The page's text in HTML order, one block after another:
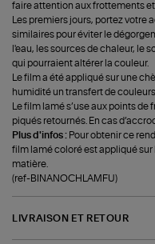
faire attention aux frottements
Les premiers jours, portez
similaires pour éviter le
l'eau, les sources de chaleur, le
qui pourraient altérer la couleur.
Le film a été appliqué sur une
humidité un transfert de
Le film lamé s’use aux points
piqués retournés. En cas
Plus d'infos : Pour obtenir ce
film lamé coloré est appliqué sur
matière.
(ref-BINANOCHLAMFU)
LIVRAISON ET RETOUR